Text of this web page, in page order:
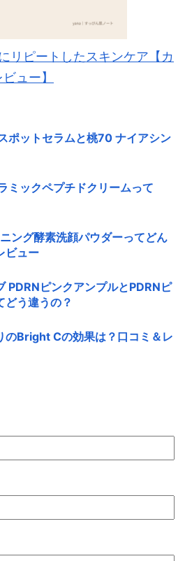
リピートしたスキンケア【カ
ュー】
ポットセラムと桃70 ナイアシン
ミックペプチドクリームって
ング酵素洗顔パウダーってどん
ビュー
PDRNピンクアンプルとPDRNピ
どう違うの？
のBright Cの効果は？口コミ＆レ